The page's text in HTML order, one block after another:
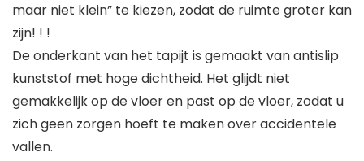
maar niet klein” te kiezen, zodat de ruimte groter kan
zijn! ! !
De onderkant van het tapijt is gemaakt van antislip
kunststof met hoge dichtheid. Het glijdt niet
gemakkelijk op de vloer en past op de vloer, zodat u
zich geen zorgen hoeft te maken over accidentele
vallen.